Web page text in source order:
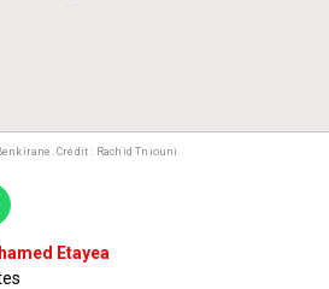
Crédit : Rachid Tniouni
Etayea